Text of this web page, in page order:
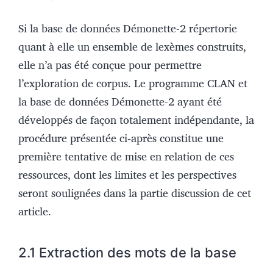
Si la base de données Démonette-2 répertorie
quant à elle un ensemble de lexèmes construits,
elle n’a pas été conçue pour permettre
l’exploration de corpus. Le programme CLAN et
la base de données Démonette-2 ayant été
développés de façon totalement indépendante, la
procédure présentée ci‑après constitue une
première tentative de mise en relation de ces
ressources, dont les limites et les perspectives
seront soulignées dans la partie discussion de cet
article.
2.1 Extraction des mots de la base